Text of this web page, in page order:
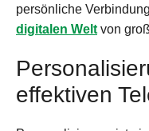
persönliche
digitalen Welt von
effektiven